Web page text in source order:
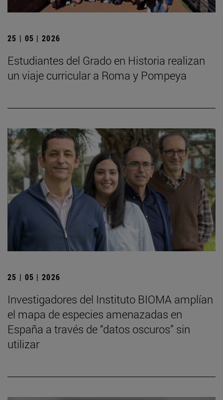
25 | 05 | 2026
Estudiantes del Grado en Historia realizan
un viaje curricular a Roma y Pompeya
25 | 05 | 2026
Investigadores del Instituto BIOMA amplían
el mapa de especies amenazadas en
España a través de “datos oscuros” sin
utilizar